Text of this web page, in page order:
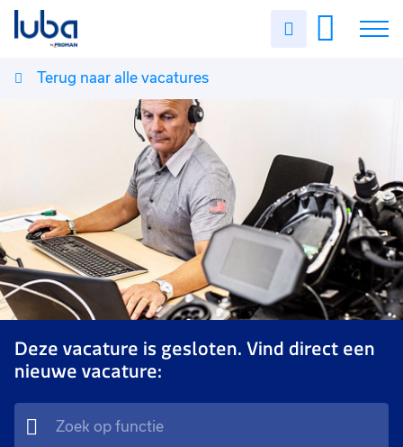
Uren
Vacatures
Voor werkgevers
Contact
Terug naar alle vacatures
Deze vacature is gesloten. Vind direct een
nieuwe vacature: